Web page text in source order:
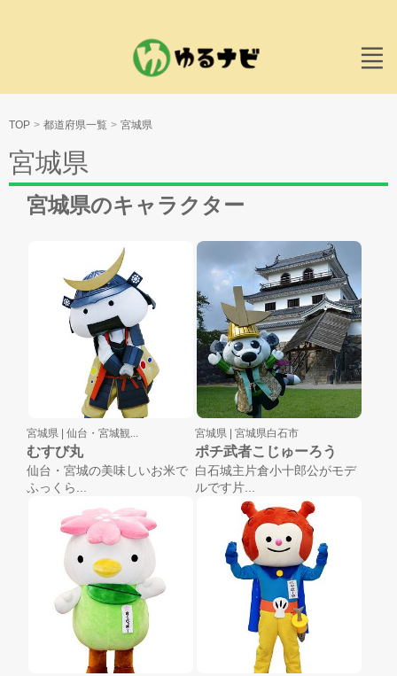
TOP 都道府県一覧 宮城県
宮城県
宮城県のキャラクター
宮城県 | 仙台・宮城観...
むすび丸
仙台・宮城の美味しいお米で
ふっくら...
宮城県 | 宮城県白石市
ポチ武者こじゅーろう
白石城主片倉小十郎公がモデ
ルです片...